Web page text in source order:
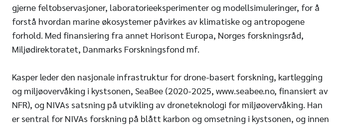
gjerne feltobservasjoner, laboratorieeksperimenter og modellsimuleringer, for å
forstå hvordan marine økosystemer påvirkes av klimatiske og antropogene
forhold. Med finansiering fra annet Horisont Europa, Norges forskningsråd,
Miljødirektoratet, Danmarks Forskningsfond mf.
Kasper leder den nasjonale infrastruktur for drone-basert forskning, kartlegging
og miljøovervåking i kystsonen, SeaBee (2020-2025, www.seabee.no, finansiert av
NFR), og NIVAs satsning på utvikling av droneteknologi for miljøovervåking. Han
er sentral for NIVAs forskning på blått karbon og omsetning i kystsonen, og innen